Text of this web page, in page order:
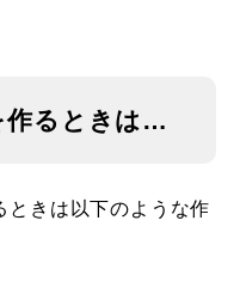
作るときは…
きは以下のような作